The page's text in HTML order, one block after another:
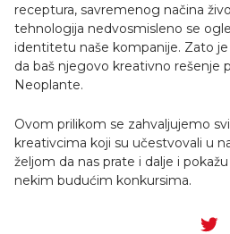
receptura, savremenog načina
tehnologija nedvosmisleno se
identitetu naše kompanije. Zato
da baš njegovo kreativno rešenje
Neoplante.
Ovom prilikom se zahvaljujemo
kreativcima koji su učestvovali u
željom da nas prate i dalje i
nekim budućim konkursima.